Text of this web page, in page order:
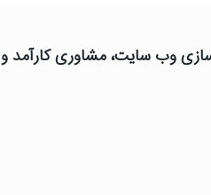
سازی وب سایت، مشاوری کارآمد و